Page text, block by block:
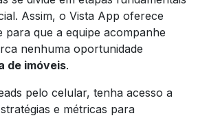
Assim, o Vista App oferece
para que a equipe acompanhe
nenhuma oportunidade
de imóveis.
pelo celular, tenha acesso a
e métricas para